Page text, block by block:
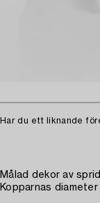
Har du ett liknande
Målad dekor av
Kopparnas